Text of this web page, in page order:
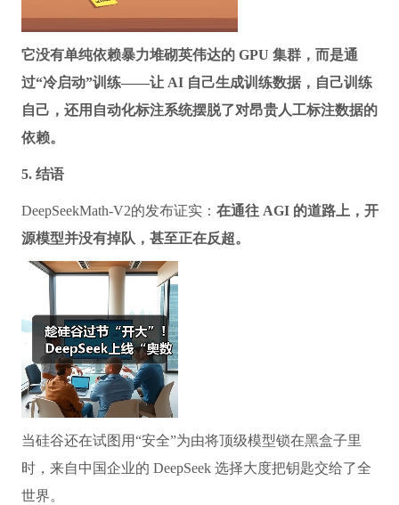
它没有单纯依赖暴力堆砌英伟达的 GPU 集群，而是通
过“冷启动”训练——让 AI 自己生成训练数据，自己训练
自己，还用自动化标注系统摆脱了对昂贵人工标注数据的
依赖。
5. 结语
DeepSeekMath-V2的发布证实： 在通往 AGI 的道路上，开
源模型并没有掉队，甚至正在反超。
当硅谷还在试图用“安全”为由将顶级模型锁在黑盒子里
时，来自中国企业的 DeepSeek 选择大度把钥匙交给了全
世界。